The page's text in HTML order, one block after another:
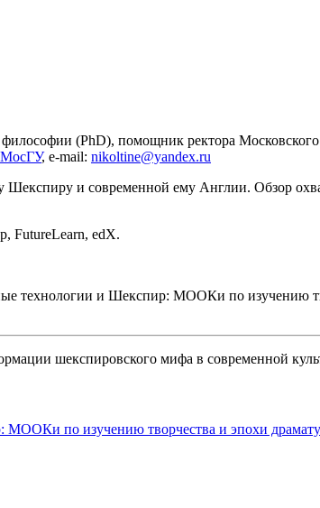
(PhD), помощник ректора
МосГУ, e-mail: nikoltine@yandex.ru
и современной ему Англии. Обзор
FutureLearn, edX.
технологии и Шекспир: МООКи по изучению
шекспировского мифа в современной
по изучению творчества и эпохи